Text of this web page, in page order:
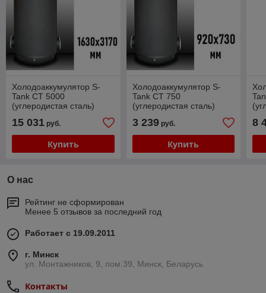
Холодоаккумулятор S-
Tank CT 5000
(углеродистая сталь)
15 031 руб.
Купить
Холодоаккумулятор S-
Tank CT 750
(углеродистая сталь)
3 239руб.
Купить
8
О нас
Рейтинг не сформирован
Менее 5 отзывов за последний год
Работает с 19.09.2011
г. Минск
ул. Монтажников, 9, пом.39, Минск, Беларусь
Контакты